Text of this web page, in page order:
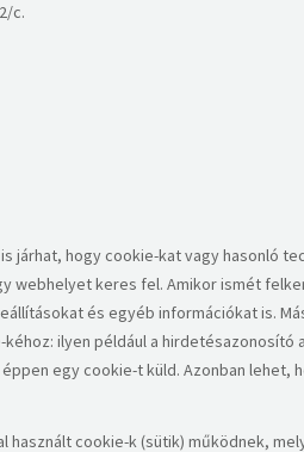
c.
járhat, hogy cookie-kat vagy hasonló
webhelyet keres fel. Amikor ismét
és egyéb információkat is.
ilyen például a
egy cookie-t küld. Azonban
használt cookie-k (sütik) működnek,